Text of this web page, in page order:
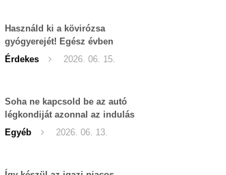
Használd ki a kövirózsa
gyógyerejét! Egész évben
hozzáférhető.
Érdekes 2026. 06. 15.
Soha ne kapcsold be az autó
légkondiját azonnal az indulás
után!
Egyéb 2026. 06. 13.